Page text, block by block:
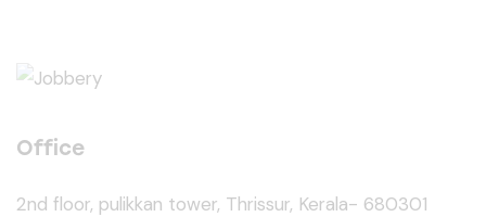
Office
2nd floor, pulikkan tower, Thrissur, Kerala- 680301